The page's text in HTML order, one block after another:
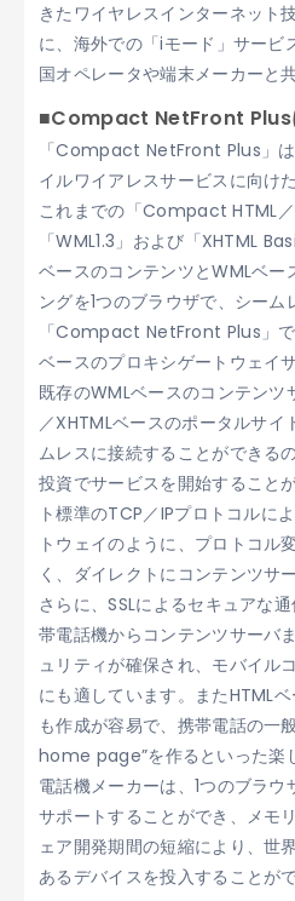
きたワイヤレスインターネット
に、海外での「iモード」サービ
国オペレータや端末メーカーと
■Compact NetFront Plus
「Compact NetFront Plus」
イルワイアレスサービスに向け
これまでの「Compact HTML／
「WML1.3」および「XHTML
ベースのコンテンツとWMLベー
ングを1つのブラウザで、シーム
「Compact NetFront Plus」
ベースのプロキシゲートウェイ
既存のWMLベースのコンテン
／XHTMLベースのポータルサ
ムレスに接続することができる
投資でサービスを開始すること
ト標準のTCP／IPプロトコルに
トウェイのように、プロトコル
く、ダイレクトにコンテンツサ
さらに、SSLによるセキュアな
帯電話機からコンテンツサー
ュリティが確保され、モバイル
にも適しています。またHTML
も作成が容易で、携帯電話の一
home page”を作るといった楽
電話機メーカーは、1つのブラ
サポートすることができ、メモ
ェア開発期間の短縮により、世
あるデバイスを投入することが